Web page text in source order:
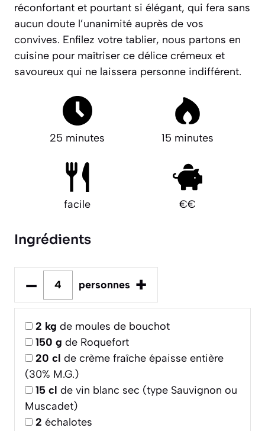
réconfortant et pourtant si élégant, qui fera sans
aucun doute l’unanimité auprès de vos
convives. Enfilez votre tablier, nous partons en
cuisine pour maîtriser ce délice crémeux et
savoureux qui ne laissera personne indifférent.
25 minutes 15 minutes
facile €€
Ingrédients
– personnes +
2 kg de moules de bouchot
150 g de Roquefort
20 cl de crème fraîche épaisse entière
(30% M.G.)
15 cl de vin blanc sec (type Sauvignon ou
Muscadet)
2 échalotes